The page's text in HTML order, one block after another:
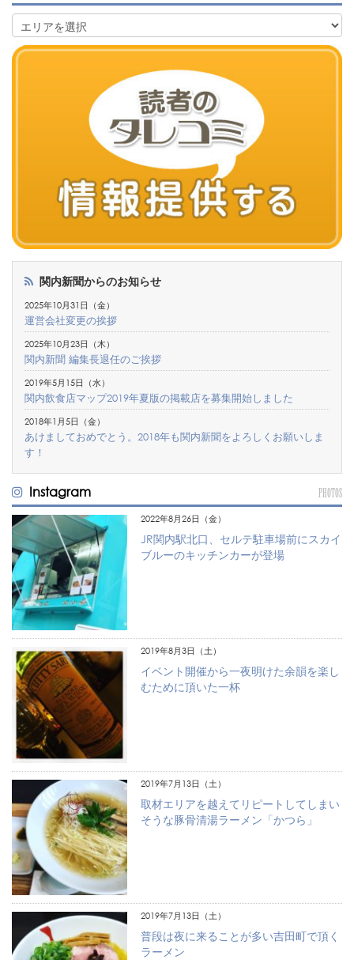
関内新聞からのお知らせ
2025年10月31日（金）
運営会社変更の挨拶
2025年10月23日（木）
関内新聞 編集長退任のご挨拶
2019年5月15日（水）
関内飲食店マップ2019年夏版の掲載店を募集開始しました
2018年1月5日（金）
あけましておめでとう。2018年も関内新聞をよろしくお願いしま
す！
Instagram PHOTOS
2022年8月26日（金）
JR関内駅北口、セルテ駐車場前にスカイ
ブルーのキッチンカーが登場
2019年8月3日（土）
イベント開催から一夜明けた余韻を楽し
むために頂いた一杯
2019年7月13日（土）
取材エリアを越えてリピートしてしまい
そうな豚骨清湯ラーメン「かつら」
2019年7月13日（土）
普段は夜に来ることが多い吉田町で頂く
ラーメン